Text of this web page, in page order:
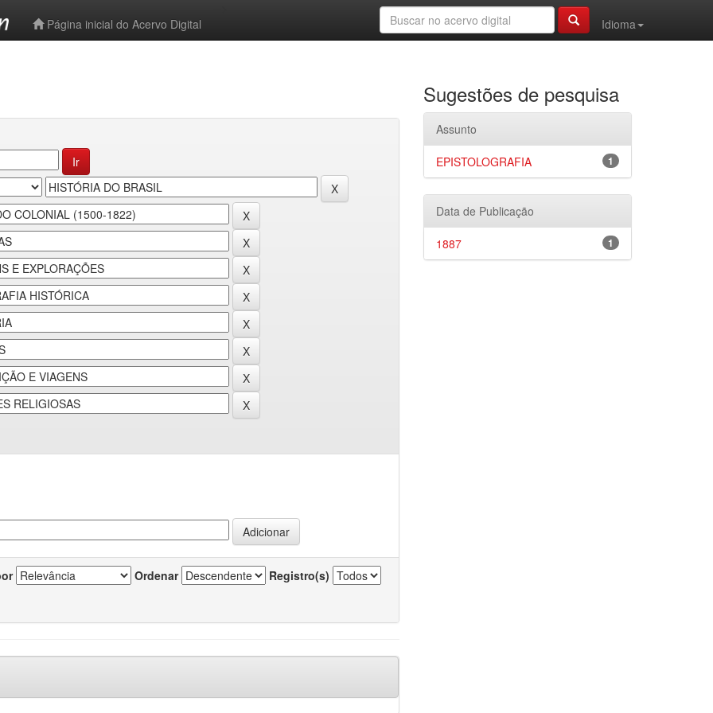
Página inicial do Acervo Digital
Idioma
Ordenar Registro(s)
Sugestões de pesquisa
Assunto
1
EPISTOLOGRAFIA
Data de Publicação
1
1887